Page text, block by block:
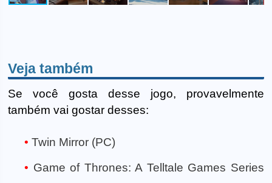
Veja também
Se você gosta desse jogo, provavelmente
também vai gostar desses:
Twin Mirror (PC)
Game of Thrones: A Telltale Games Series